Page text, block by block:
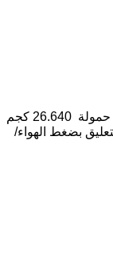
حمولة 26.640 كجم
بضغط الهواء/